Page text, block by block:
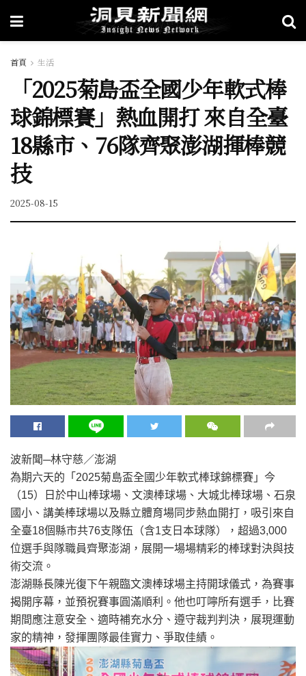
首頁 生活
「2025菊島盃全國少年軟式棒
球錦標賽」熱血開打 來自全臺
18縣市、76隊齊聚澎湖揮棒競
技
2025-08-15
波新聞─林守慈／澎湖
為期六天的「2025菊島盃全國少年軟式棒球錦標賽」今
（15）日於中山棒球場、文澳棒球場、大城北棒球場、石泉
國小、講美棒球場以及縣立體育場同步熱血開打，吸引來自
全臺18個縣市共76支隊伍（含1支日本球隊），超過3,000
位選手與隊職員齊聚澎湖，展開一場場精彩的棒球對決與技
術交流。
澎湖縣長陳光復下午親臨文澳棒球場主持開球儀式，為賽事
揭開序幕，並預祝賽事圓滿順利。他也叮嚀所有選手，比賽
期間應注意安全、適時補充水分、遵守裁判判決，展現運動
家的精神，發揮團隊最佳實力、爭取佳績。